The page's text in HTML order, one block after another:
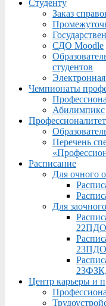
Студенту
Заказ
СДО Moodle
студентов
Чемпионаты
Абилимпикс
Профессионалитет
Перечень
Расписание
Для очного
Для
Центр карьеры и